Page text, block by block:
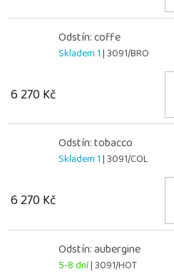
Odstín: coffe
Skladem 1| 3091/BRO
6 270 Kč
Odstín: tobacco
Skladem 1| 3091/COL
6 270 Kč
Odstín: aubergine
5-8 dní| 3091/HOT